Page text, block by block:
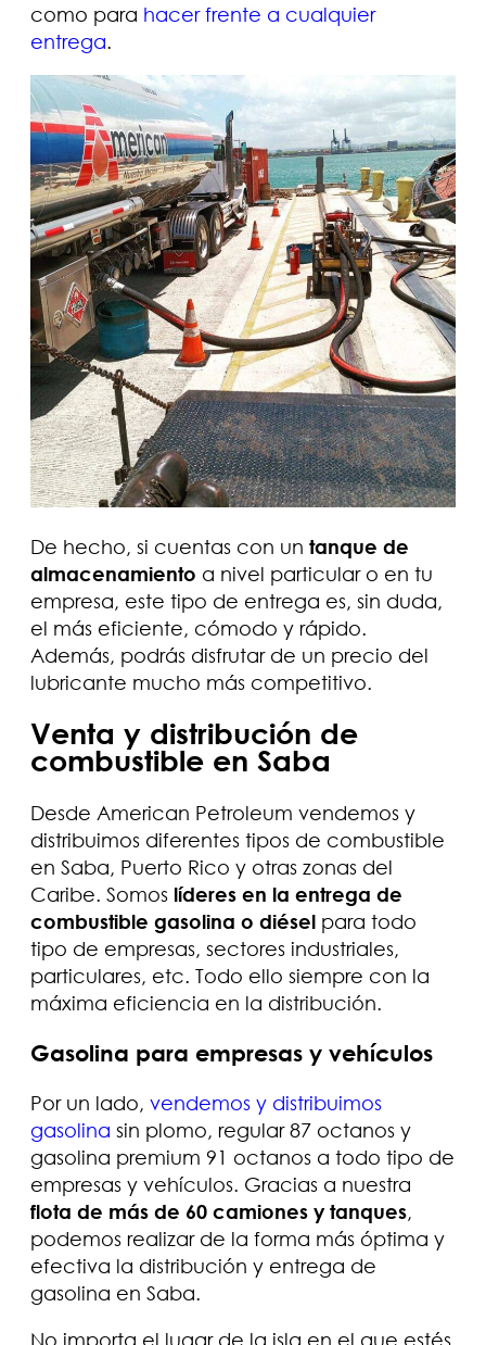
como para hacer frente a cualquier
entrega.
De hecho, si cuentas con un tanque de
almacenamiento a nivel particular o en tu
empresa, este tipo de entrega es, sin duda,
el más eficiente, cómodo y rápido.
Además, podrás disfrutar de un precio del
lubricante mucho más competitivo.
Venta y distribución de
combustible en Saba
Desde American Petroleum vendemos y
distribuimos diferentes tipos de combustible
en Saba, Puerto Rico y otras zonas del
Caribe. Somos líderes en la entrega de
combustible gasolina o diésel para todo
tipo de empresas, sectores industriales,
particulares, etc. Todo ello siempre con la
máxima eficiencia en la distribución.
Gasolina para empresas y vehículos
Por un lado, vendemos y distribuimos
gasolina sin plomo, regular 87 octanos y
gasolina premium 91 octanos a todo tipo de
empresas y vehículos. Gracias a nuestra
flota de más de 60 camiones y tanques,
podemos realizar de la forma más óptima y
efectiva la distribución y entrega de
gasolina en Saba.
No importa el lugar de la isla en el que estés